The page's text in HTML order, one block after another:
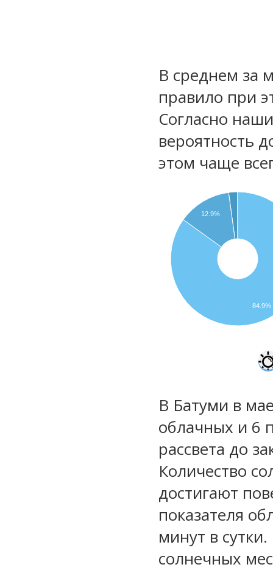
В среднем за
правило при
Согласно
вероятность
этом чаще
12.9%
84.9%
В Батуми в
облачных и 6
рассвета до
Количество
достигают
показателя
минут в
солнечных